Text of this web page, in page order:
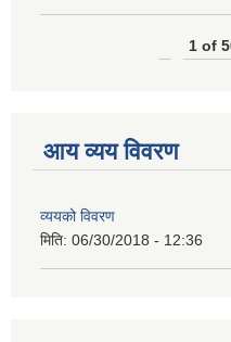
1 of
आय व्यय विवरण
व्ययको विवरण
मिति: 06/30/2018 - 12:36